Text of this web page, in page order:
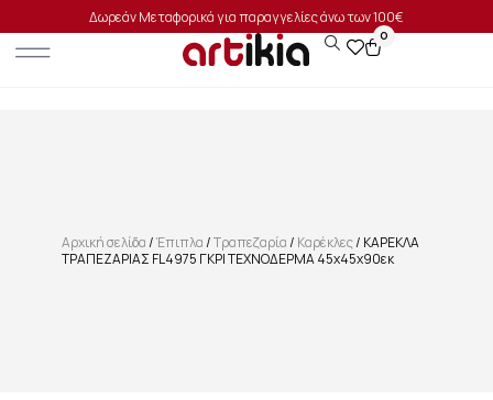
Δωρεάν Μεταφορικά για παραγγελίες άνω των 100€
0
Αρχική σελίδα/Έπιπλα/Τραπεζαρία/ Καρέκλες/ ΚΑΡΕΚΛΑ
ΤΡΑΠΕΖΑΡΙΑΣ FL4975 ΓΚΡΙ ΤΕΧΝΟΔΕΡΜΑ 45x45x90εκ